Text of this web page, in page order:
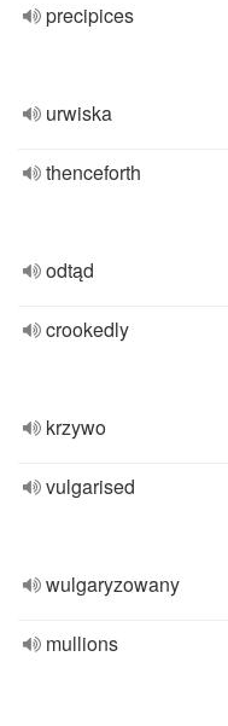
precipices
urwiska
thenceforth
odtąd
crookedly
krzywo
vulgarised
wulgaryzowany
mullions